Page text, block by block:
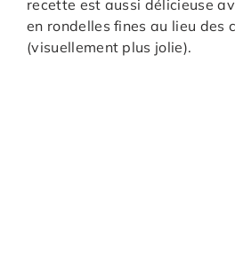
recette est aussi délicieuse
en rondelles fines au lieu des
(visuellement plus jolie).